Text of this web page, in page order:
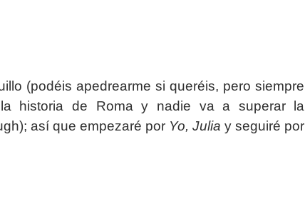
(podéis apedrearme si queréis, pero siempre
historia de Roma y nadie va a superar la
así que empezaré por Yo, Julia y seguiré por